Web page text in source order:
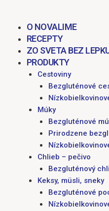
O NOVALIME
RECEPTY
ZO SVETA BEZ
PRODUKTY
Cestoviny
Bezgluténové
Múky
Bezgluténové
Prirodzene
Chlieb – pečivo
Bezgluténový
Keksy, müsli, sneky
Bezgluténové